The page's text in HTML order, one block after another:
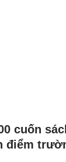
cuốn
điểm